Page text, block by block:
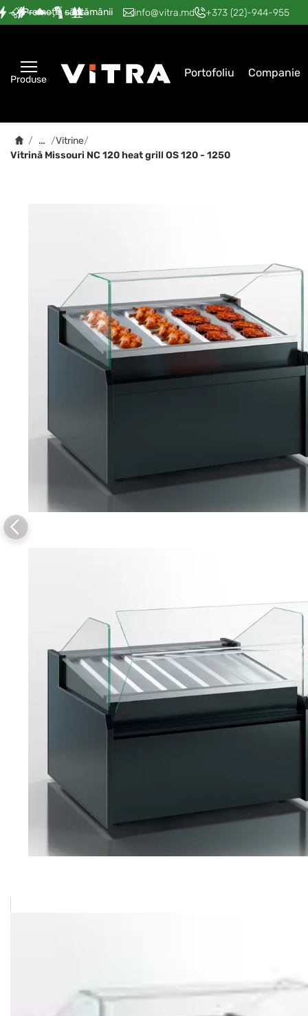
Promoția săptămânii
— — — — — info@vitra.md +373 (22)-944-955
Produse Portofoliu Companie
/ … /Vitrine/
Vitrină Missouri NC 120 heat grill OS 120 - 1250